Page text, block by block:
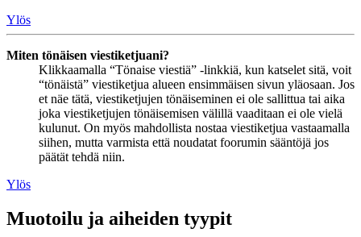
Ylös
Miten tönäisen viestiketjuani?
Klikkaamalla “Tönaise viestiä” -linkkiä, kun katselet sitä, voit
“tönäistä” viestiketjua alueen ensimmäisen sivun yläosaan. Jos
et näe tätä, viestiketjujen tönäiseminen ei ole sallittua tai aika
joka viestiketjujen tönäisemisen välillä vaaditaan ei ole vielä
kulunut. On myös mahdollista nostaa viestiketjua vastaamalla
siihen, mutta varmista että noudatat foorumin sääntöjä jos
päätät tehdä niin.
Ylös
Muotoilu ja aiheiden tyypit